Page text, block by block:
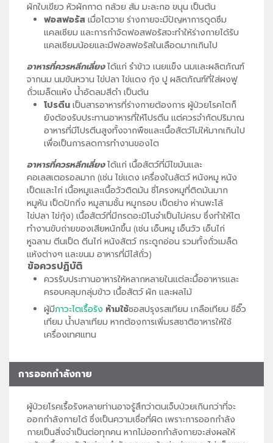
ผักใบเขียว หัวผักกาด กล้วย ส้ม มะละกอ ขนุน เป็นต้น
ฟอสฟอรัส เมื่อไตวาย ร่างกายจะมีปัญหาการดูดซึม
แคลเซียม และการกำจัดฟอสฟอรัสจะทำให้ร่างกายได้รับ
แคลเซียมน้อยและมีฟอสฟอรัสในเลือดมากเกินไป
อาหารที่ควรหลีกเลี่ยงได้แก่ รำข้าว เนยแข็ง นมและผลิตภัณฑ์
จากนม นมข้นหวาน ไข่ปลา ไข่แดง กุ้ง ปู ผลิตภัณฑ์ที่ใส่ผงฟู
ถั่วเมล็ดแห้ง น้ำอัดลมสีดำ เป็นต้น
โปรตีน เป็นสารอาหารที่ร่างกายต้องการ ผู้ป่วยโรคไตก็
ยังต้องรับประทานอาหารที่ให้โปรตีน แต่ควรจำกัดปริมาณ
อาหารที่มีโปรตีนสูงทั้งจากพืชและเนื้อสัตว์ไม่ให้มากเกินไป
เพื่อเป็นการลดการทำงานของไต
อาหารที่ควรหลีกเลี่ยงได้แก่ เนื้อสัตว์ที่มีไขมันและ
คอเลสเตอรอลมาก (เช่น ไข่แดง เครื่องในสัตว์ หนังหมู หนัง
เป็ดและไก่ เนื้อหมูและเนื้อวัวติดมัน ซี่โครงหมูที่ติดมันมาก
หมูหัน เป็ดปักกิ่ง หมูสามชั้น หมูกรอบ เป็ดย่าง ห่านพะโล้
ไข่ปลา ไข่กุ้ง) เนื้อสัตว์ที่มีกรดอะมิโนจำเป็นไม่ครบ ซึ่งทำให้ไต
ทำงานขับถ่ายของเสียหนักขึ้น (เช่น เอ็นหมู เอ็นวัว เอ็นไก่
หูฉลาม ตีนเป็ด ตีนไก่ หนังสัตว์ กระดูกอ่อน รวมทั้งถั่วเมล็ด
แห้งต่างๆ และขนม อาหารที่มีไส้ถั่ว)
ข้อควรปฏิบัติ
ควรรับประทานอาหารให้หลากหลายในแต่ละมื้ออาหารและ
ครอบคลุมกลุ่มข้าว เนื้อสัตว์ ผัก และผลไม้
ผู้มีภาวะไตเรื้อรัง ห้ามใช้ซอสปรุงรสเทียม เกลือเทียม ซีอิ๊ว
เทียม น้ำปลาเทียม หากต้องการเพิ่มรสชาติอาหารให้ใช้
เครื่องเทศแทน
การออกกำลังกาย
ผู้ป่วยโรคเรื้อรังหลายท่านอาจรู้สึกว่าตนเจ็บป่วยเกินกว่าที่จะ
ออกกำลังกายได้ ซึ่งเป็นความเชื่อที่ผิด เพราะการออกกำลัง
กายเป็นสิ่งจำเป็นต่อทุกคน หากไม่ออกกำลังกายจะส่งผลให้